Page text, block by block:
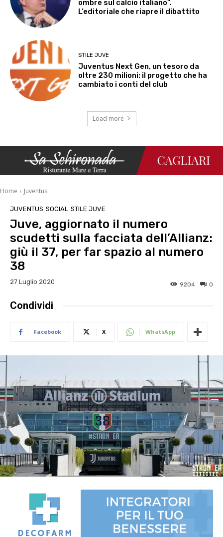
ombre sul calcio italiano”.
L’editoriale che riapre il dibattito
STILE JUVE
Juventus Next Gen, un tesoro da
oltre 230 milioni: il progetto che ha
cambiato i conti del club
Load more